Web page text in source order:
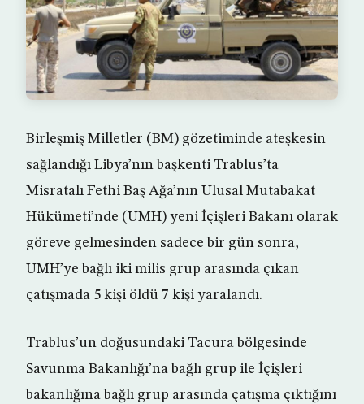
Birleşmiş Milletler (BM) gözetiminde ateşkesin
sağlandığı Libya’nın başkenti Trablus’ta
Misratalı Fethi Baş Ağa’nın Ulusal Mutabakat
Hükümeti’nde (UMH) yeni İçişleri Bakanı olarak
göreve gelmesinden sadece bir gün sonra,
UMH’ye bağlı iki milis grup arasında çıkan
çatışmada 5 kişi öldü 7 kişi yaralandı.
Trablus’un doğusundaki Tacura bölgesinde
Savunma Bakanlığı’na bağlı grup ile İçişleri
bakanlığına bağlı grup arasında çatışma çıktığını